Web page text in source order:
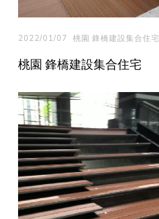
2022/01/07 桃園 鋒橋建設集合住宅
桃園 鋒橋建設集合住宅